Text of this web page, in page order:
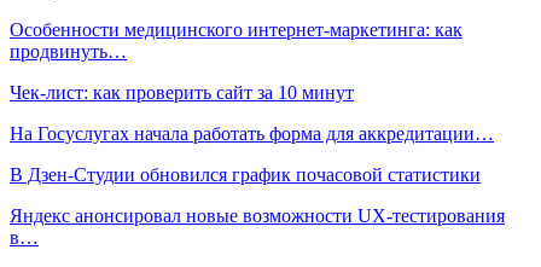
Особенности медицинского интернет-маркетинга: как
продвинуть…
Чек-лист: как проверить сайт за 10 минут
На Госуслугах начала работать форма для аккредитации…
В Дзен-Студии обновился график почасовой статистики
Яндекс анонсировал новые возможности UX-тестирования
в…